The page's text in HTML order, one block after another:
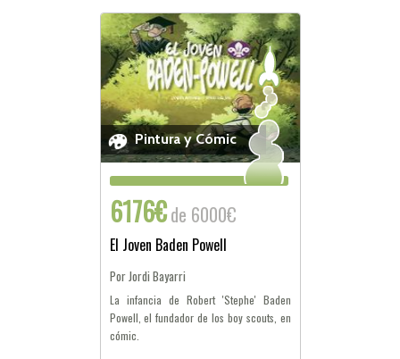
Pintura y Cómic
6176€de 6000€
El Joven Baden Powell
Por Jordi Bayarri
La infancia de Robert 'Stephe' Baden
Powell, el fundador de los boy scouts, en
cómic.